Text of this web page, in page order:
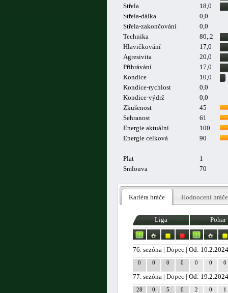
Střela
18,0
Střela-dálka
0,0
Střela-zakončování
0,0
Technika
80,.2
Hlavičkování
17,0
Agresivita
20,0
Přihrávání
17,0
Kondice
10,0
Kondice-rychlost
0,0
Kondice-výdrž
0,0
Zkušenost
45
Sehranost
61
Energie aktuální
100
Energie celková
90
Plat
1
Smlouva
70
Kariéra hráče Hodnocení hráče
Liga Pohar
76. sezóna |Dopec | Od:
0 0 0 0 0 0 0
77. sezóna |Dopec | Od:
28 0 5 0 2 0 1